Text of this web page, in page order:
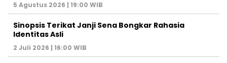
5 Agustus 2026 | 19:00 WIB
Sinopsis Terikat Janji Sena Bongkar Rahasia
Identitas Asli
2 Juli 2026 | 16:00 WIB